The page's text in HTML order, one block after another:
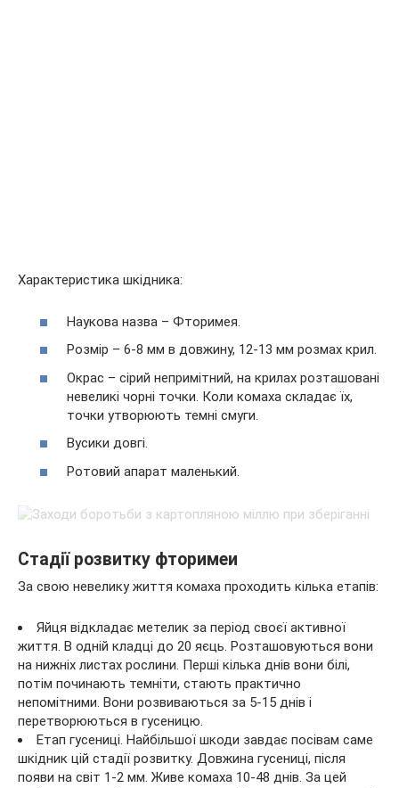
Характеристика шкідника:
Наукова назва – Фторимея.
Розмір – 6-8 мм в довжину, 12-13 мм розмах крил.
Окрас – сірий непримітний, на крилах розташовані
невеликі чорні точки. Коли комаха складає їх,
точки утворюють темні смуги.
Вусики довгі.
Ротовий апарат маленький.
Стадії розвитку фторимеи
За свою невелику життя комаха проходить кілька етапів:
Яйця відкладає метелик за період своєї активної
життя. В одній кладці до 20 яєць. Розташовуються вони
на нижніх листах рослини. Перші кілька днів вони білі,
потім починають темніти, стають практично
непомітними. Вони розвиваються за 5-15 днів і
перетворюються в гусеницю.
Етап гусениці. Найбільшої шкоди завдає посівам саме
шкідник цій стадії розвитку. Довжина гусениці, після
появи на світ 1-2 мм. Живе комаха 10-48 днів. За цей